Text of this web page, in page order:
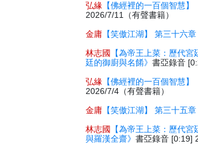
弘緣 【佛經裡的一百個智慧
2026/7/11（有聲書籍）
金庸 【笑傲江湖】 第三十六
林志國
【為帝王上菜：歷代
廷的御廚與名餚》書亞錄音
弘緣 【佛經裡的一百個智慧
2026/7/4（有聲書籍）
金庸 【笑傲江湖】 第三十五
林志國
【為帝王上菜：歷代
與羅漢全齋》書亞錄音 [0:19]